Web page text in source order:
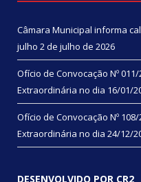
Câmara Municipal informa
julho 2 de julho de 2026
Ofício de Convocação Nº
Extraordinária no dia 16/01/
Ofício de Convocação Nº
Extraordinária no dia 24/12/
DESENVOLVIDO POR CR2